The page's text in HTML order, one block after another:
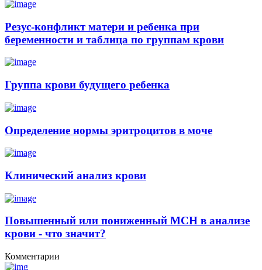
Резус-конфликт матери и ребенка при
беременности и таблица по группам крови
Группа крови будущего ребенка
Определение нормы эритроцитов в моче
Клинический анализ крови
Повышенный или пониженный MCH в анализе
крови - что значит?
Комментарии